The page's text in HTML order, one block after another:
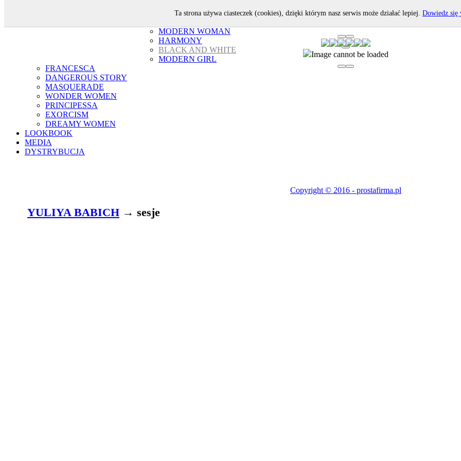
YULIYA BABICH
MODERN WOMAN
HARMONY
BLACK AND WHITE
MODERN GIRL
FRANCESCA
DANGEROUS STORY
MASQUERADE
WONDER WOMEN
PRINCIPESSA
EXORCISM
DREAMY WOMEN
LOOKBOOK
MEDIA
DYSTRYBUCJA
YULIYA BABICH → sesje
Copyright © 2016 - prostafirma.pl
Ta strona używa ciasteczek (cookies), dzięki którym nasz serwis może działać lepiej. Dowiedz się